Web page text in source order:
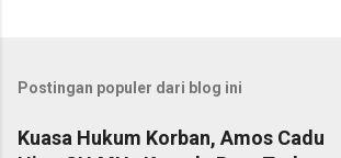
Postingan populer dari blog ini
Kuasa Hukum Korban, Amos Cadu